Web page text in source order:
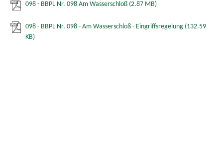
098 - BBPL Nr. 098 Am Wasserschloß (2.87 MB)
098 - BBPL Nr. 098 - Am Wasserschloß - Eingriffsregelung (132.59
KB)